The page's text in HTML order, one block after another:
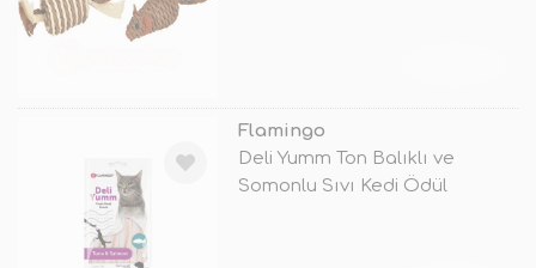
Flamingo
Deli Yumm Ton Balıklı ve
Somonlu Sıvı Kedi Ödül